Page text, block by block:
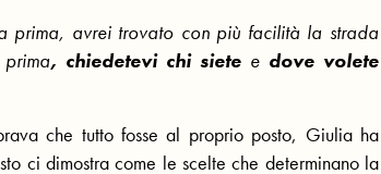
prima, avrei trovato con più facilità la strada
prima, chiedetevi chi siete e dove volete
che tutto fosse al proprio posto, Giulia ha
ci dimostra come le scelte che determinano la